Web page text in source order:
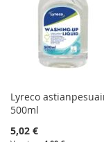
Lyreco
500ml
5,02 €